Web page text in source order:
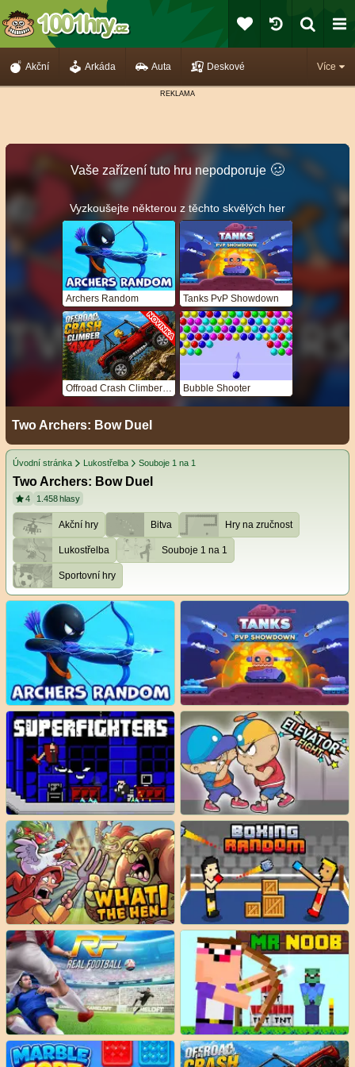
Více
Akční Arkáda Auta Deskové
Vaše zařízení tuto hru nepodporuje 🥴️
Vyzkoušejte některou z těchto skvělých her
Archers Random Tanks PvP Showdown
Offroad Crash Climber 4X4 Bubble Shooter
Two Archers: Bow Duel
Úvodní stránka Lukostřelba Souboje 1 na 1
Two Archers: Bow Duel
4 1.458 hlasy
Akční hry Bitva Hry na zručnost
Lukostřelba Souboje 1 na 1
Sportovní hry